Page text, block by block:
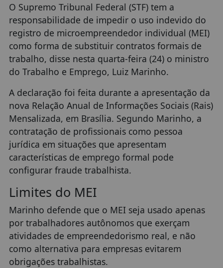
O Supremo Tribunal Federal (STF) tem a
responsabilidade de impedir o uso indevido do
registro de microempreendedor individual (MEI)
como forma de substituir contratos formais de
trabalho, disse nesta quarta-feira (24) o ministro
do Trabalho e Emprego, Luiz Marinho.
A declaração foi feita durante a apresentação da
nova Relação Anual de Informações Sociais (Rais)
Mensalizada, em Brasília. Segundo Marinho, a
contratação de profissionais como pessoa
jurídica em situações que apresentam
características de emprego formal pode
configurar fraude trabalhista.
Limites do MEI
Marinho defende que o MEI seja usado apenas
por trabalhadores autônomos que exerçam
atividades de empreendedorismo real, e não
como alternativa para empresas evitarem
obrigações trabalhistas.